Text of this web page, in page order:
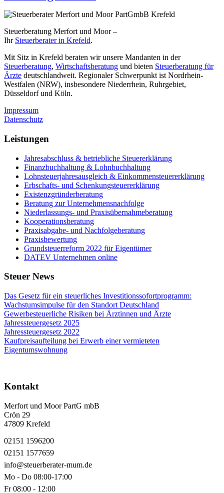
Steuerberatung Merfort und Moor –
Ihr Steuerberater in Krefeld.
Mit Sitz in Krefeld beraten wir unsere Mandanten in der
Steuerberatung, Wirtschaftsberatung und bieten Steuerberatung für
Ärzte deutschlandweit. Regionaler Schwerpunkt ist Nordrhein-
Westfalen (NRW), insbesondere Niederrhein, Ruhrgebiet,
Düsseldorf und Köln.
Impressum
Datenschutz
Leistungen
Jahresabschluss & betriebliche Steuererklärung
Finanzbuchhaltung & Lohnbuchhaltung
Lohnsteuerjahresausgleich & Einkommensteuererklärung
Erbschafts- und Schenkungsteuererklärung
Existenzgründerberatung
Beratung zur Unternehmensnachfolge
Niederlassungs- und Praxisübernahmeberatung
Kooperationsberatung
Praxisabgabe- und Nachfolgeberatung
Praxisbewertung
Grundsteuerreform 2022 für Eigentümer
DATEV Unternehmen online
Steuer News
Das Gesetz für ein steuerliches Investitionssofortprogramm:
Wachstumsimpulse für den Standort Deutschland
Gewerbesteuerliche Risiken bei Ärztinnen und Ärzte
Jahressteuergesetz 2025
Jahressteuergesetz 2022
Kaufpreisaufteilung bei Erwerb einer vermieteten
Eigentumswohnung
Kontakt
Merfort und Moor PartG mbB
Crön 29
47809 Krefeld
02151 1596200
02151 1577659
info@steuerberater-mum.de
Mo - Do 08:00-17:00
Fr 08:00 - 12:00